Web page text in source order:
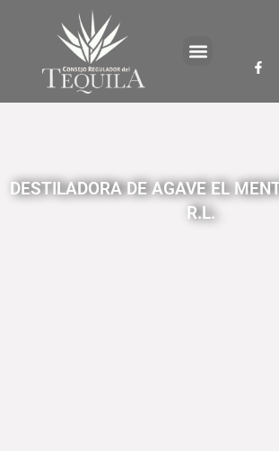
DESTILADORA DE AGAVE EL
R.L.